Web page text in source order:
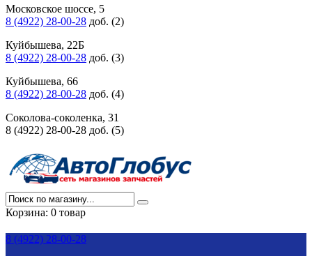
Московское шоссе, 5
8 (4922) 28-00-28 доб. (2)
Куйбышева, 22Б
8 (4922) 28-00-28 доб. (3)
Куйбышева, 66
8 (4922) 28-00-28 доб. (4)
Соколова-соколенка, 31
8 (4922) 28-00-28 доб. (5)
Корзина: 0 товар
8 (4922) 28-00-28